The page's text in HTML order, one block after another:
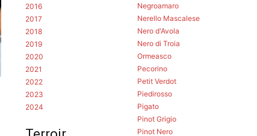
2016
2017
2018
2019
2020
2021
2022
2023
2024
Negroamaro
Nerello Mascalese
Nero d'Avola
Nero di Troia
Ormeasco
Pecorino
Petit Verdot
Piedirosso
Pigato
Pinot Grigio
Pinot Nero